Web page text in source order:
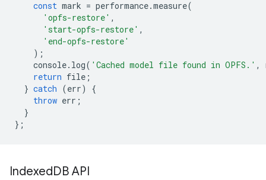
const mark = performance.measure(
'opfs-restore' ,
'start-opfs-restore' ,
'end-opfs-restore'
);
console. log( 'Cached model file found in OPFS.' ,
return file ;
} catch (err)
{
throw err ;
}
};
IndexedDB API